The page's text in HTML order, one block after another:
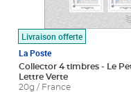
Livraison offerte
La Poste
Collector 4 timbres - Le
Lettre Verte
20g / France